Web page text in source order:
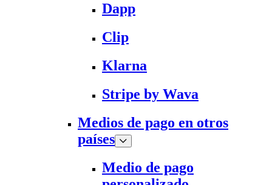
Dapp
Clip
Klarna
Stripe by Wava
Medios de pago en otros
países
Medio de pago